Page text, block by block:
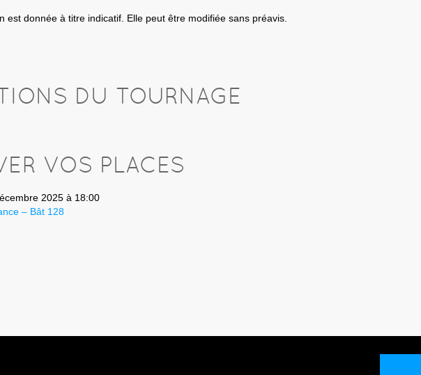
est donnée à titre indicatif. Elle peut être modifiée sans préavis.
DU TOURNAGE
VOS PLACES
2025 à 18:00
– Bât 128